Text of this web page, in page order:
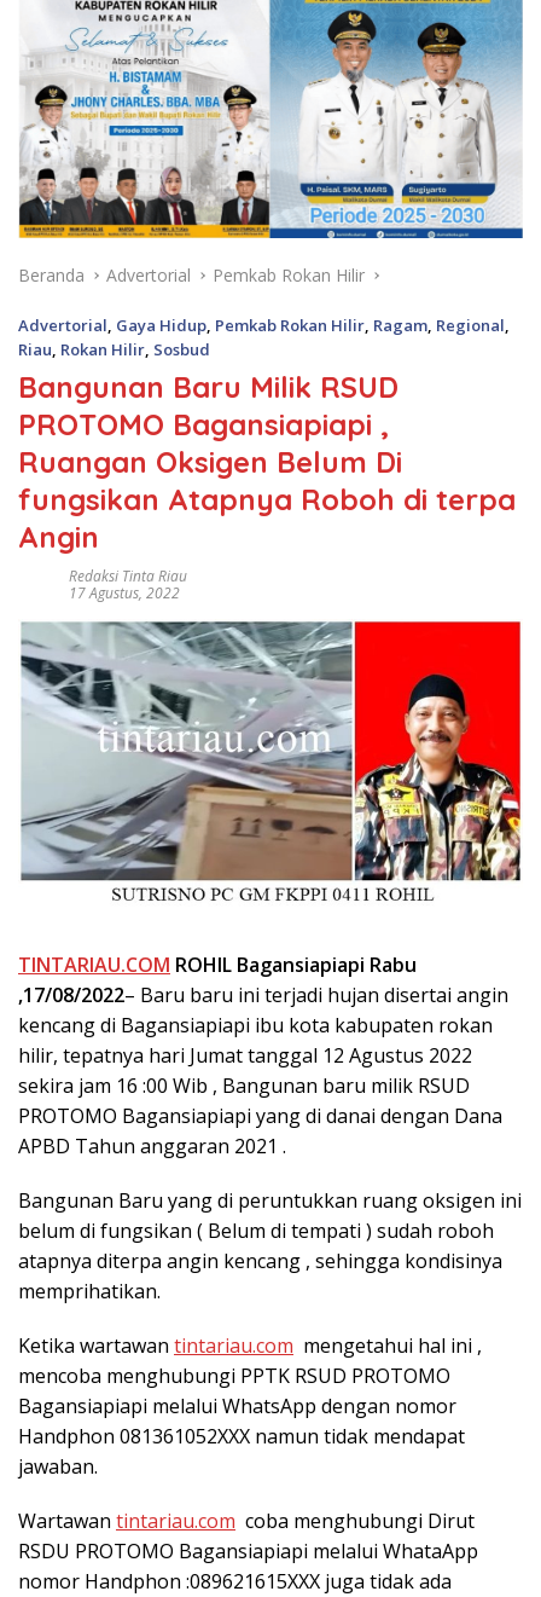
Beranda Advertorial Pemkab Rokan Hilir
Advertorial Gaya Hidup Pemkab Rokan Hilir Ragam Regional
Riau Rokan Hilir Sosbud
Bangunan Baru Milik RSUD
PROTOMO Bagansiapiapi ,
Ruangan Oksigen Belum Di
fungsikan Atapnya Roboh di terpa
Angin
Redaksi Tinta Riau
17 Agustus, 2022
TINTARIAU.COM ROHIL Bagansiapiapi Rabu
,17/08/2022– Baru baru ini terjadi hujan disertai angin
kencang di Bagansiapiapi ibu kota kabupaten rokan
hilir, tepatnya hari Jumat tanggal 12 Agustus 2022
sekira jam 16 :00 Wib , Bangunan baru milik RSUD
PROTOMO Bagansiapiapi yang di danai dengan Dana
APBD Tahun anggaran 2021 .
Bangunan Baru yang di peruntukkan ruang oksigen ini
belum di fungsikan ( Belum di tempati ) sudah roboh
atapnya diterpa angin kencang , sehingga kondisinya
memprihatikan.
Ketika wartawan tintariau.com mengetahui hal ini ,
mencoba menghubungi PPTK RSUD PROTOMO
Bagansiapiapi melalui WhatsApp dengan nomor
Handphon 081361052XXX namun tidak mendapat
jawaban.
Wartawan tintariau.com coba menghubungi Dirut
RSDU PROTOMO Bagansiapiapi melalui WhataApp
nomor Handphon :089621615XXX juga tidak ada